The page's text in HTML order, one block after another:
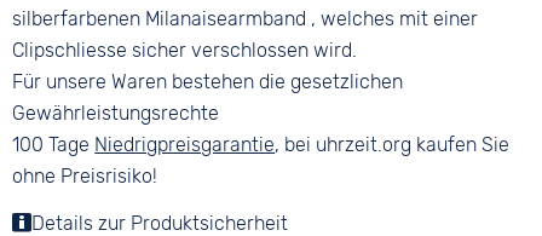
silberfarbenen Milanaisearmband , welches mit einer
Clipschliesse sicher verschlossen wird.
Für unsere Waren bestehen die gesetzlichen
Gewährleistungsrechte
100 Tage Niedrigpreisgarantie, bei uhrzeit.org kaufen Sie
ohne Preisrisiko!
Details zur Produktsicherheit